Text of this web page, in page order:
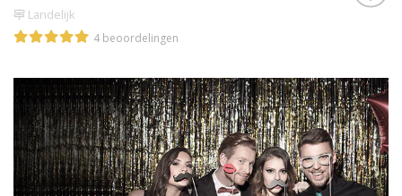
Landelijk
4 beoordelingen